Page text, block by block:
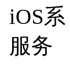
iOS系
服务